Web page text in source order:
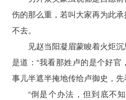
伤的那么重，若叫大家再为此
不去。
见赵当阳凝眉蒙睃着火炬
是道：“我看那姓卢的是个好
事儿半遮半掩地传给卢御史，先
“倒是个办法，但到底不